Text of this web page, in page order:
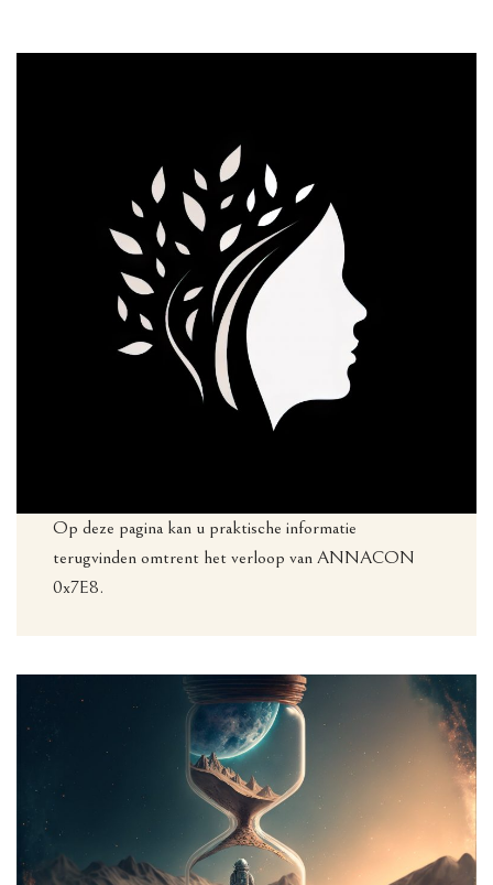
Op deze pagina kan u praktische informatie
terugvinden omtrent het verloop van ANNACON
0x7E8.